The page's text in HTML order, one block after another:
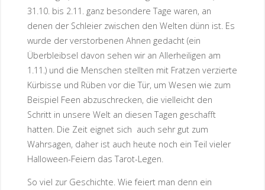
31.10. bis 2.11. ganz besondere Tage waren, an
denen der Schleier zwischen den Welten dünn ist. Es
wurde der verstorbenen Ahnen gedacht (ein
Überbleibsel davon sehen wir an Allerheiligen am
1.11.) und die Menschen stellten mit Fratzen verzierte
Kürbisse und Rüben vor die Tür, um Wesen wie zum
Beispiel Feen abzuschrecken, die vielleicht den
Schritt in unsere Welt an diesen Tagen geschafft
hatten. Die Zeit eignet sich auch sehr gut zum
Wahrsagen, daher ist auch heute noch ein Teil vieler
Halloween-Feiern das Tarot-Legen.
So viel zur Geschichte. Wie feiert man denn ein